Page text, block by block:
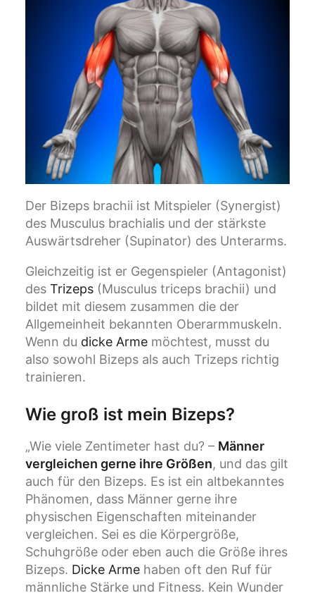
Der Bizeps brachii ist Mitspieler (Synergist)
des Musculus brachialis und der stärkste
Auswärtsdreher (Supinator) des Unterarms.
Gleichzeitig ist er Gegenspieler (Antagonist)
des Trizeps (Musculus triceps brachii) und
bildet mit diesem zusammen die der
Allgemeinheit bekannten Oberarmmuskeln.
Wenn du dicke Arme möchtest, musst du
also sowohl Bizeps als auch Trizeps richtig
trainieren.
Wie groß ist mein Bizeps?
„Wie viele Zentimeter hast du? – Männer
vergleichen gerne ihre Größen, und das gilt
auch für den Bizeps. Es ist ein altbekanntes
Phänomen, dass Männer gerne ihre
physischen Eigenschaften miteinander
vergleichen. Sei es die Körpergröße,
Schuhgröße oder eben auch die Größe ihres
Bizeps. Dicke Arme haben oft den Ruf für
männliche Stärke und Fitness. Kein Wunder